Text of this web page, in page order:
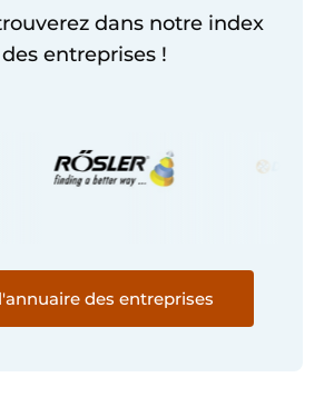
dans notre index
des entreprises !
des entreprises